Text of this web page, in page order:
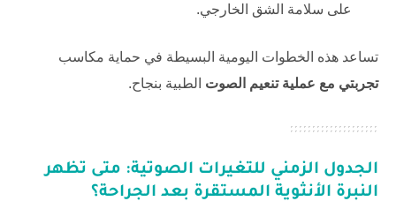
على سلامة الشق الخارجي.
تساعد هذه الخطوات اليومية البسيطة في حماية مكاسب
تجربتي مع عملية تنعيم الصوت الطبية بنجاح.
الجدول الزمني للتغيرات الصوتية: متى تظهر
النبرة الأنثوية المستقرة بعد الجراحة؟